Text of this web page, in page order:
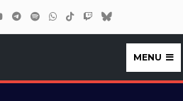
MENU